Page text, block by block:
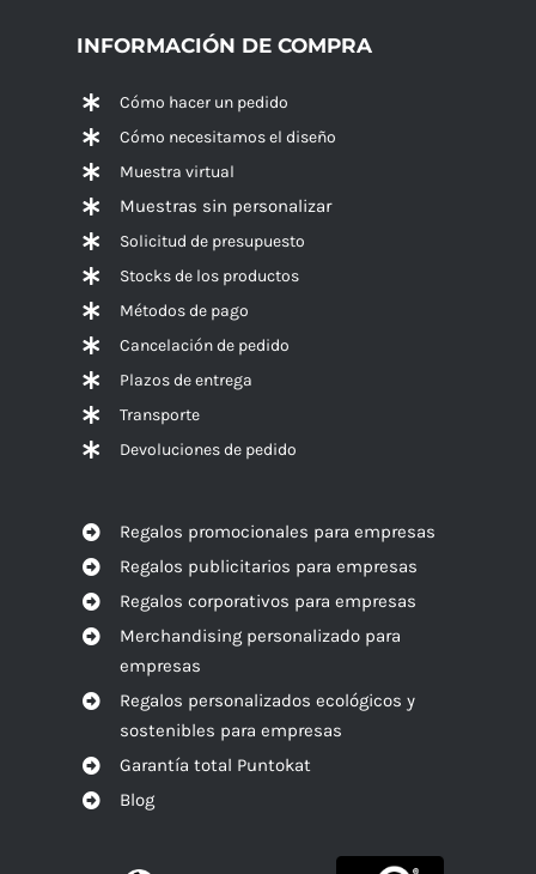
INFORMACIÓN DE COMPRA
Cómo hacer un pedido
Cómo necesitamos el diseño
Muestra virtual
Muestras sin personalizar
Solicitud de presupuesto
Stocks de los productos
Métodos de pago
Cancelación de pedido
Plazos de entrega
Transporte
Devoluciones de pedido
Regalos promocionales para empresas
Regalos publicitarios para empresas
Regalos corporativos para empresas
Merchandising personalizado para
empresas
Regalos personalizados ecológicos y
sostenibles para empresas
Garantía total Puntokat
Blog